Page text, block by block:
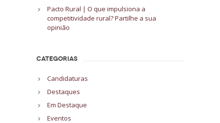
Pacto Rural | O que impulsiona a
competitividade rural? Partilhe a sua
opinião
CATEGORIAS
Candidaturas
Destaques
Em Destaque
Eventos